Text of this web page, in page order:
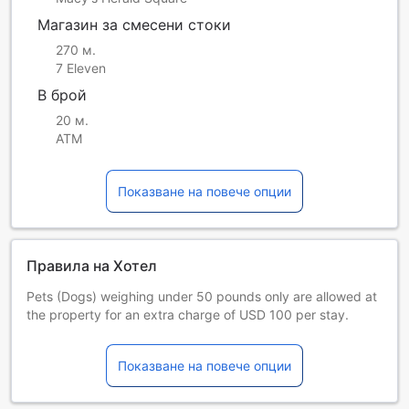
Магазин за смесени стоки
270 м.
7 Eleven
В брой
20 м.
ATM
Показване на повече опции
Правила на Хотел
Pets (Dogs) weighing under 50 pounds only are allowed at
the property for an extra charge of USD 100 per stay.
hotel for more information.
A mandatory Facility Fee of USD 40 plus tax (USD 45.9
after tax per night) destination fee per room, per night will
Показване на повече опции